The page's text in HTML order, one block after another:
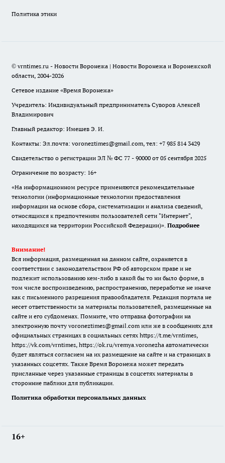
Политика этики
© vrntimes.ru - Новости Воронежа | Новости Воронежа и Воронежской
области, 2004-2026
Сетевое издание «Время Воронежа»
Учредитель: Индивидуальный предприниматель Суворов Алексей
Владимирович
Главный редактор: Имешев Э. И.
Контакты: Эл.почта: voroneztimes@gmail.com, тел: +7 985 814 3429
Свидетельство о регистрации ЭЛ № ФС 77 - 90000 от 05 сентября 2025
Ограничение по возрасту: 16+
«На информационном ресурсе применяются рекомендательные
технологии (информационные технологии предоставления
информации на основе сбора, систематизации и анализа сведений,
относящихся к предпочтениям пользователей сети "Интернет",
находящихся на территории Российской Федерации)». Подробнее
Внимание!
Вся информация, размещенная на данном сайте, охраняется в
соответствии с законодательством РФ об авторском праве и не
подлежит использованию кем-либо в какой бы то ни было форме, в
том числе воспроизведению, распространению, переработке не иначе
как с письменного разрешения правообладателя. Редакция портала не
несет ответственности за материалы пользователей, размещенные на
сайте и его субдоменах. Помните, что отправка фотографии на
электронную почту voroneztimes@gmail.com или же в сообщениях для
официальных страницах в социальных сетях https://t.me/vrntimes,
https://vk.com/vrntimes, https://ok.ru/vremya.voronezha автоматически
будет являться согласием на их размещение на сайте и на страницах в
указанных соцсетях. Также Время Воронежа может передать
присланные через указанные страницы в соцсетях материалы в
сторонние паблики для публикации.
Политика обработки персональных данных
16+